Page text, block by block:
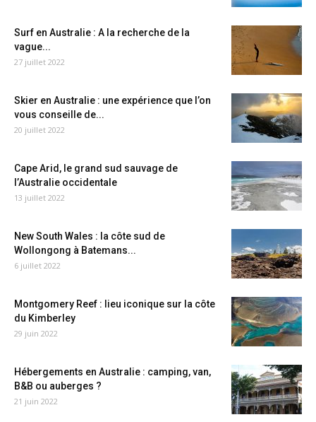
Surf en Australie : A la recherche de la
vague...
27 juillet 2022
Skier en Australie : une expérience que l’on
vous conseille de...
20 juillet 2022
Cape Arid, le grand sud sauvage de
l’Australie occidentale
13 juillet 2022
New South Wales : la côte sud de
Wollongong à Batemans...
6 juillet 2022
Montgomery Reef : lieu iconique sur la côte
du Kimberley
29 juin 2022
Hébergements en Australie : camping, van,
B&B ou auberges ?
21 juin 2022